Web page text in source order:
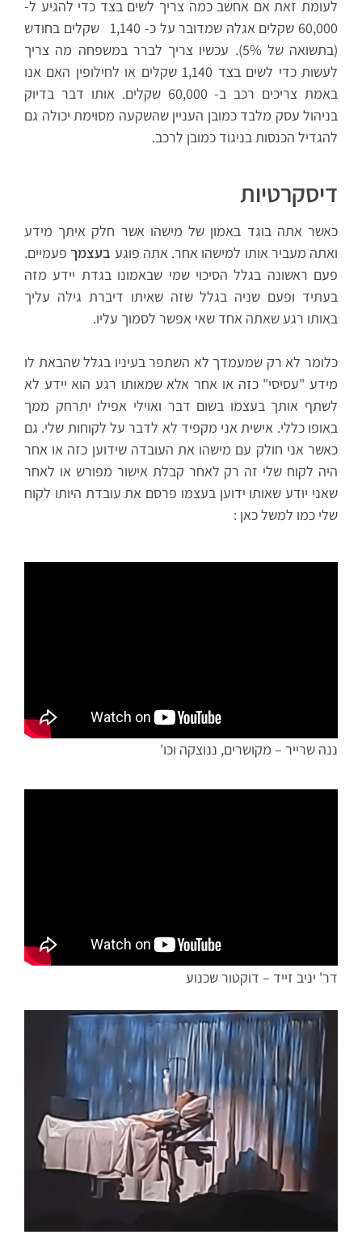
לעומת זאת אם אחשב כמה צריך לשים בצד כדי להגיע ל-
60,000 שקלים אגלה שמדובר על כ- 1,140 שקלים בחודש
(בתשואה של 5%). עכשיו צריך לברר במשפחה מה צריך
לעשות כדי לשים בצד 1,140 שקלים או לחילופין האם אנו
באמת צריכים רכב ב- 60,000 שקלים. אותו דבר בדיוק
בניהול עסק מלבד כמובן העניין שהשקעה מסוימת יכולה גם
להגדיל הכנסות בניגוד כמובן לרכב.
דיסקרטיות
כאשר אתה בוגד באמון של מישהו אשר חלק איתך מידע
ואתה מעביר אותו למישהו אחר. אתה פוגע בעצמךפעמיים.
פעם ראשונה בגלל הסיכוי שמי שבאמונו בגדת יידע מזה
בעתיד ופעם שניה בגלל שזה שאיתו דיברת גילה עליך
באותו רגע שאתה אחד שאי אפשר לסמוך עליו.
כלומר לא רק שמעמדך לא השתפר בעיניו בגלל שהבאת לו
מידע "עסיסי" כזה או אחר אלא שמאותו רגע הוא יידע לא
לשתף אותך בעצמו בשום דבר ואוילי אפילו יתרחק ממך
באופו כללי. אישית אני מקפיד לא לדבר על לקוחות שלי. גם
כאשר אני חולק עם מישהו את העובדה שידוען כזה או אחר
היה לקוח שלי זה רק לאחר קבלת אישור מפורש או לאחר
שאני יודע שאותו ידוען בעצמו פרסם את עובדת היותו לקוח
שלי כמו למשל כאן :
ננה שרייר – מקושרים, ננוצקה וכו'
דר' יניב זייד – דוקטור שכנוע